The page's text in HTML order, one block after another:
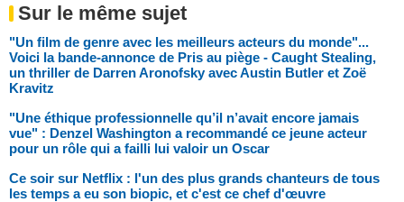
Sur le même sujet
"Un film de genre avec les meilleurs acteurs du monde"...
Voici la bande-annonce de Pris au piège - Caught Stealing,
un thriller de Darren Aronofsky avec Austin Butler et Zoë
Kravitz
"Une éthique professionnelle qu’il n’avait encore jamais
vue" : Denzel Washington a recommandé ce jeune acteur
pour un rôle qui a failli lui valoir un Oscar
Ce soir sur Netflix : l'un des plus grands chanteurs de tous
les temps a eu son biopic, et c'est ce chef d'œuvre